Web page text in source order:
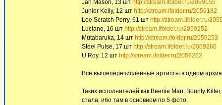
Jah Mason, 13 шт http://stream.ifolder.ru/2059155
Junior Kelly, 12 шт http://stream.ifolder.ru/2059182
Lee Scratch Perry, 61 шт http://stream.ifolder.ru/
Luciano, 16 шт http://stream.ifolder.ru/2059252
Mutabaruka, 14 шт http://stream.ifolder.ru/2059253
Steel Pulse, 17 шт http://stream.ifolder.ru/2059260
U Roy, 12 шт http://stream.ifolder.ru/2059262
Все вышеперечисленные артисты в одном
Таких исполнителей как Beenie Man, Bounty
стала, ибо там в основном по 5 фото.